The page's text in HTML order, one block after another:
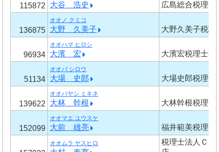
115872 大谷 浩史 広島総合税理士
136875
オオノ クミコ
大野 久美子 大野久美子税理
96934
オオハマ ヒロシ
大濱 宏 大濱宏税理士事
51134
オオバ シロウ
大場 史郎 大場史郎税理士
139622
オオバヤシ ミキネ
大林 幹根 大林幹根税理士
152099
オオマエ ユウスケ
大前 雄亮 福井範美税理士
オオムラ ヤスヒロ
税理士法人Ｃ